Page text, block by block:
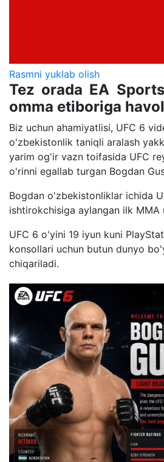
Rasmni yuklab olish
Tez orada EA
omma etiboriga
Biz uchun ahamiyatlisi, UFC 6
o'zbekistonlik taniqli aralash
yarim og'ir vazn toifasida UFC
o'rinni egallab turgan Bogdan
Bogdan o'zbekistonliklar ichida
ishtirokchisiga aylangan ilk MMA
UFC 6 o'yini 19 iyun kuni
konsollari uchun butun dunyo
chiqariladi.